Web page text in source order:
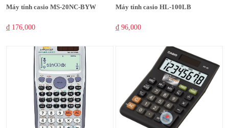
Máy tính casio MS-20NC-BYW
₫ 176,000
Máy tính casio HL-100LB
₫ 96,000